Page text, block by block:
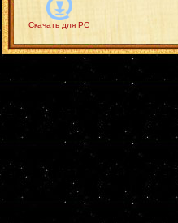
Скачать для PC